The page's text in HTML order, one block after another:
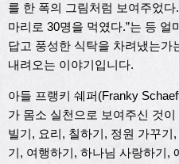
를 한 폭의 그림처럼 보여주었
마리로 30명을 먹였다.”는 등
답고 풍성한 식탁을 차려냈는가
내려오는 이야기입니다.
아들 프랭키 쉐퍼(Franky
가 몸소 실천으로 보여주신 것
빌기, 요리, 칠하기, 정원 가꾸기
기, 여행하기, 하나님 사랑하기,